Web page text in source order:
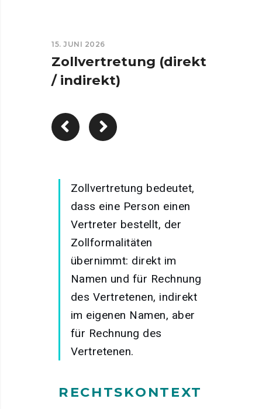
15. JUNI 2026
Zollvertretung (direkt
/ indirekt)
Zollvertretung bedeutet,
dass eine Person einen
Vertreter bestellt, der
Zollformalitäten
übernimmt: direkt im
Namen und für Rechnung
des Vertretenen, indirekt
im eigenen Namen, aber
für Rechnung des
Vertretenen.
RECHTSKONTEXT